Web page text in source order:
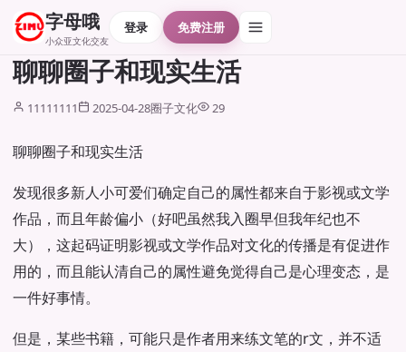
字母哦
小众亚文化交友
登录 免费注册
聊聊圈子和现实生活
11111111 2025-04-28圈子文化 29
聊聊圈子和现实生活
发现很多新人小可爱们确定自己的属性都来自于影视或文学
作品，而且年龄偏小（好吧虽然我入圈早但我年纪也不
大），这起码证明影视或文学作品对文化的传播是有促进作
用的，而且能认清自己的属性避免觉得自己是心理变态，是
一件好事情。
但是，某些书籍，可能只是作者用来练文笔的r文，并不适